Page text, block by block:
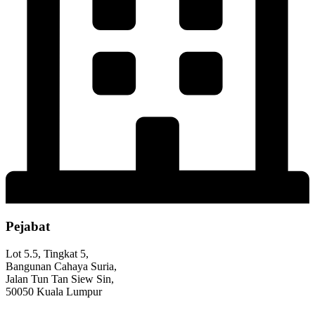
Pejabat
Lot 5.5, Tingkat 5,
Bangunan Cahaya Suria,
Jalan Tun Tan Siew Sin,
50050 Kuala Lumpur